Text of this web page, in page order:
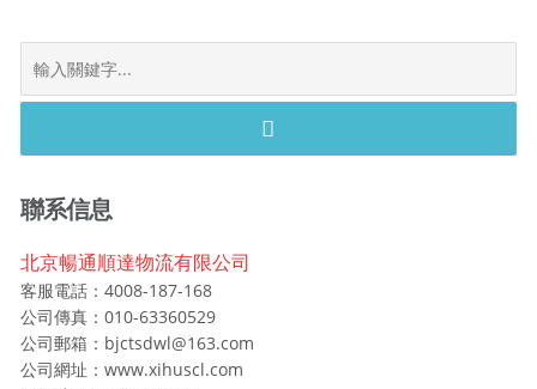
a
c
f
r
:
聯系信息
北京暢通順達物流有限公司
客服電話：4008-187-168
公司傳真：010-63360529
公司郵箱：bjctsdwl@163.com
公司網址：www.xihuscl.com